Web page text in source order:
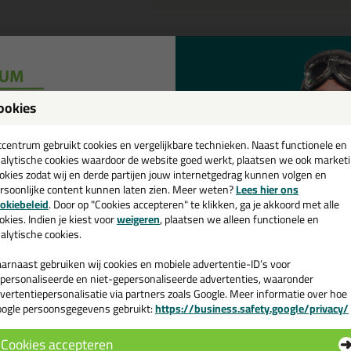
Specificaties
It Silicon 218 in NCS kleur
de Seal-It Silicon 218 in NCS kleur in NCS S 0515-R80B vandaag
je meer weten over de toepassing en kenmerken van dit product?Lees
gebruikt cookies en vergelijkbare technieken. Naast functionele en
cookies waardoor de website goed werkt, plaatsen we ook
zodat wij en derde partijen jouw internetgedrag kunnen volgen en
content kunnen laten zien. Meer weten?Lees hier ons
. Door op "Cookies accepteren" te klikken, ga je akkoord met alle
Indien je kiest voorweigeren, plaatsen we alleen functionele en
cookies.
gebruiken wij cookies en mobiele advertentie-ID’s voor
en niet-gepersonaliseerde advertenties, waaronder
via partners zoals Google. Meer informatie over hoe
persoonsgegevens gebruikt:https://business.safety.google/privacy/
Cookies accepteren
💚
en ontvang een
€35,-bij je eerste bestelling!
de actiecode ›